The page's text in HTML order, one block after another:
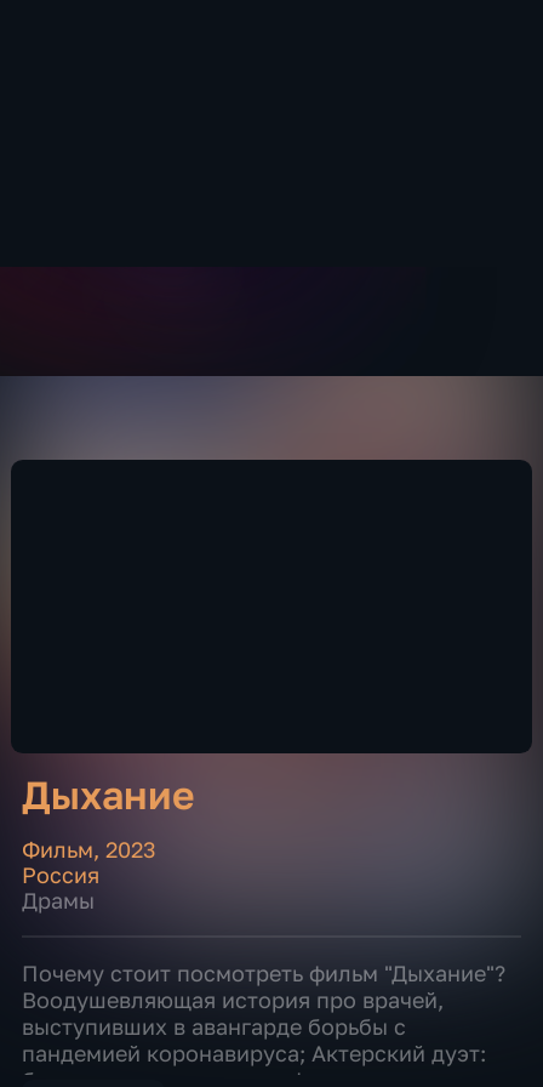
Дыхание
Фильм,2023
Россия
Драмы
Почему стоит посмотреть фильм "Дыхание"?
Воодушевляющая история про врачей,
выступивших в авангарде борьбы с
пандемией коронавируса; Актерский дуэт:
благодаря таланту и профессионализму